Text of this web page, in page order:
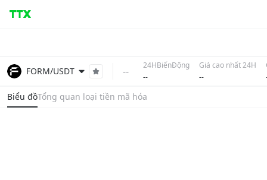
FORM/USDT --
24HBiếnĐộng
--
Giá cao nhất 24H
--
Biểu đồTổng quan loại tiền mã hóa